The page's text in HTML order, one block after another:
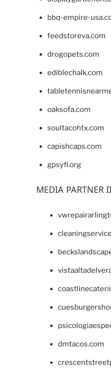
bbq-empire-
feedstoreva.com
drogopets.com
ediblechalk.com
oaksofa.com
soultacohtx.com
capishcaps.com
gpsyfl.org
MEDIA PARTNER
dmtacos.com